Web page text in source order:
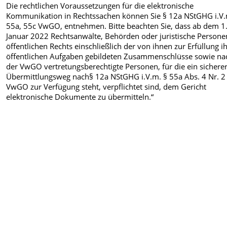
Die rechtlichen Voraussetzungen für die elektronische
Kommunikation in Rechtssachen können Sie § 12a NStGHG
55a, 55c VwGO, entnehmen. Bitte beachten Sie, dass ab dem
Januar 2022 Rechtsanwälte, Behörden oder juristische
öffentlichen Rechts einschließlich der von ihnen zur Erfüllung
öffentlichen Aufgaben gebildeten Zusammenschlüsse sowie
der VwGO vertretungsberechtigte Personen, für die ein
Übermittlungsweg nach§ 12a NStGHG i.V.m. § 55a Abs. 4 Nr. 2
VwGO zur Verfügung steht, verpflichtet sind, dem Gericht
elektronische Dokumente zu übermitteln.“